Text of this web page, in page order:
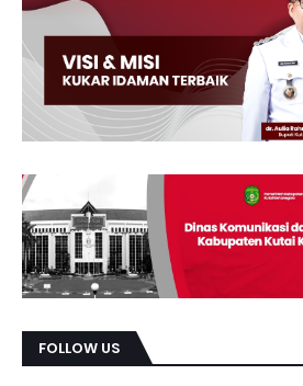
FOLLOW US